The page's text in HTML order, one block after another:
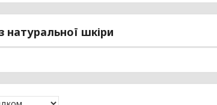
натуральної шкіри